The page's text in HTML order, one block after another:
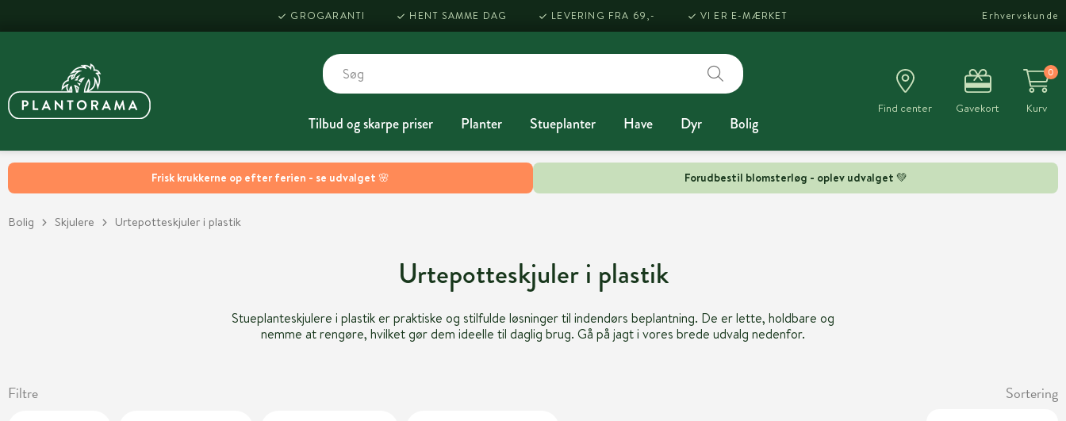
Frisk krukkerne op efter ferien - se udvalget 🌸 Forudbestil blomsterløg - oplev udvalget 💚
GROGARANTI HENT SAMME DAG LEVERING FRA 69,- VI ER E-MÆRKET Erhvervskunde
Tilbud og skarpe priser Planter Stueplanter Have Dyr Bolig
Find center Gavekort
0
Kurv
Bolig Skjulere Urtepotteskjuler i plastik
Urtepotteskjuler i plastik
Stueplanteskjulere i plastik er praktiske og stilfulde løsninger til indendørs beplantning. De er lette, holdbare og
nemme at rengøre, hvilket gør dem ideelle til daglig brug. Gå på jagt i vores brede udvalg nedenfor.
Filtre Sortering